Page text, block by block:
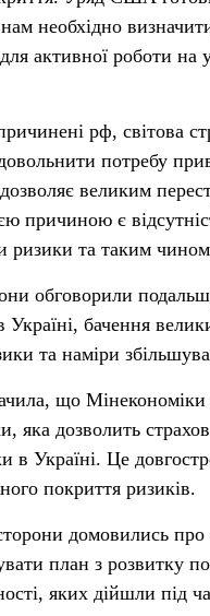
необхідно
активної роботи
рф, світова
потребу
великим
причиною є
ризики та таким
обговорили
Україні, бачення
та наміри
що
яка дозволить
в Україні. Це
покриття ризиків.
сторони домовились
план з розвитку
яких дійшли під